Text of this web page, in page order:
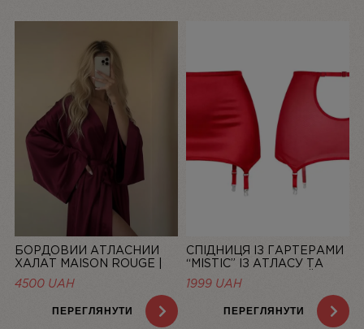
БОРДОВИЙ АТЛАСНИЙ
ХАЛАТ MAISON ROUGE |
LINIYA
4500 UAH
ПЕРЕГЛЯНУТИ
СПІДНИЦЯ ІЗ ГАРТЕРАМИ
“MISTIC” ІЗ АТЛАСУ ТА
СІТОЧКИ, ЧЕРВОНИЙ —
LINIYA
1999 UAH
ПЕРЕГЛЯНУТИ